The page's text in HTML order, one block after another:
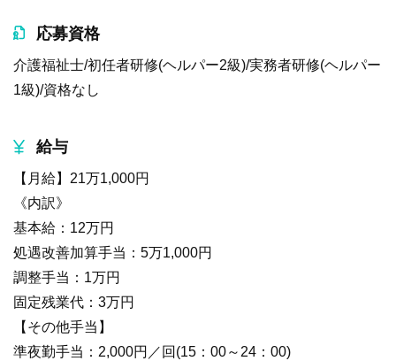
応募資格
介護福祉士/初任者研修(ヘルパー2級)/実務者研修(ヘルパー
1級)/資格なし
給与
【月給】21万1,000円
《内訳》
基本給：12万円
処遇改善加算手当：5万1,000円
調整手当：1万円
固定残業代：3万円
【その他手当】
準夜勤手当：2,000円／回(15：00～24：00)